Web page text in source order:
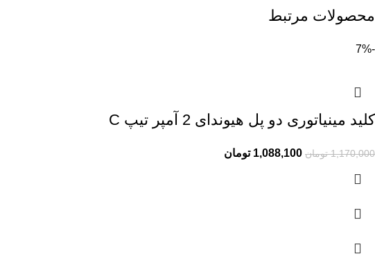
محصولات مرتبط
-7%
کلید مینیاتوری دو پل هیوندای 2 آمپر تیپ C
1,170,000 تومان 1,088,100 تومان